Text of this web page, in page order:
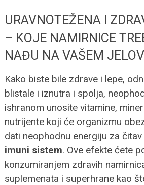
URAVNOTEŽENA I
– KOJE NAMIRNICE
NAĐU NA VAŠEM
Kako biste bile zdrave i lepe,
blistale i iznutra i spolja,
ishranom unosite vitamine,
nutrijente koji će organizmu
dati neophodnu energiju za čitav
imuni sistem. Ove efekte ćete
konzumiranjem zdravih
suplemenata i superhrane kao